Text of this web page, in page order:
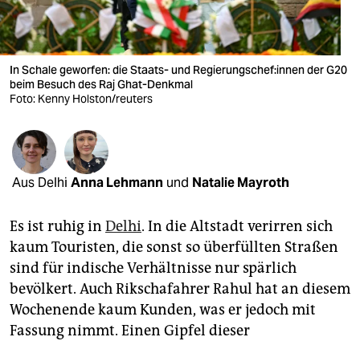
verlag
verlag
veranstaltungen
fragen & hilfe
unterstützen
genossenschaft
epaper login
In Schale geworfen: die Staats- und Re­gie­rungs­che­f:in­nen der G20
beim Besuch des Raj Ghat-Denkmal
Foto: Kenny Holston/reuters
Aus Delhi Anna Lehmann und Natalie Mayroth
Es ist ruhig in Delhi. In die Altstadt verirren sich
kaum Touristen, die sonst so überfüllten Straßen
sind für indische Verhältnisse nur spärlich
bevölkert. Auch Rikschafahrer Rahul hat an diesem
Wochenende kaum Kunden, was er jedoch mit
Fassung nimmt. Einen Gipfel dieser